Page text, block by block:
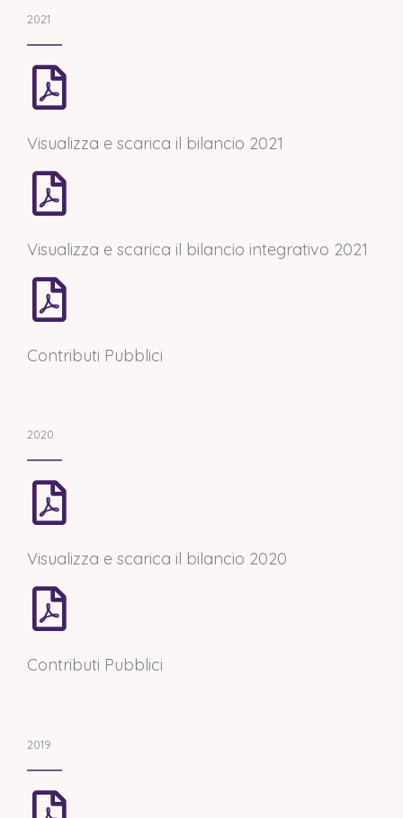
2021
Visualizza e scarica il bilancio 2021
Visualizza e scarica il bilancio integrativo 2021
Contributi Pubblici
2020
Visualizza e scarica il bilancio 2020
Contributi Pubblici
2019